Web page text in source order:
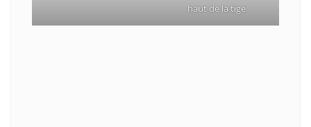
haut de la tige.